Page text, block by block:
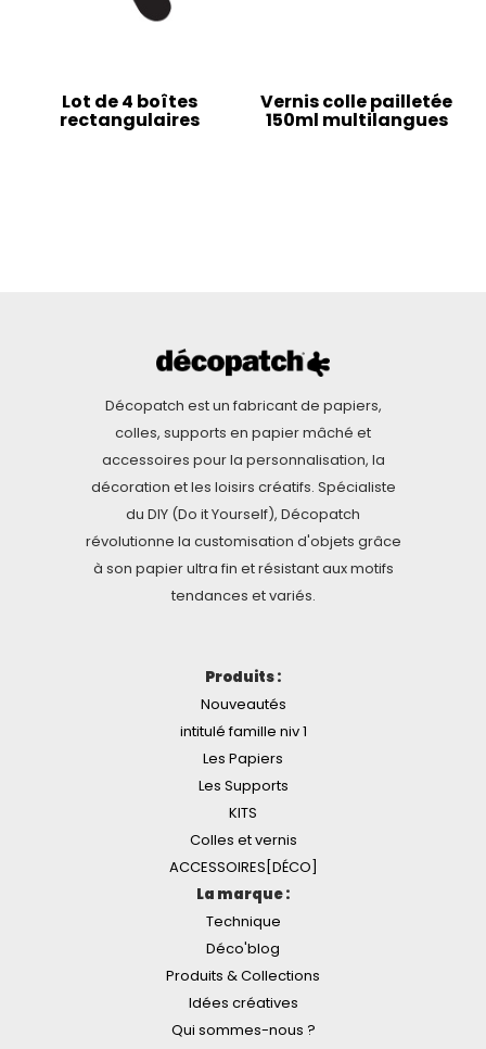
Lot de 4 boîtes
rectangulaires
Vernis colle pailletée
150ml multilangues
Décopatch est un fabricant de papiers,
colles, supports en papier mâché et
accessoires pour la personnalisation, la
décoration et les loisirs créatifs. Spécialiste
du DIY (Do it Yourself), Décopatch
révolutionne la customisation d'objets grâce
à son papier ultra fin et résistant aux motifs
tendances et variés.
Produits :
Nouveautés
intitulé famille niv 1
Les Papiers
Les Supports
KITS
Colles et vernis
ACCESSOIRES[DÉCO]
La marque :
Technique
Déco'blog
Produits & Collections
Idées créatives
Qui sommes-nous ?